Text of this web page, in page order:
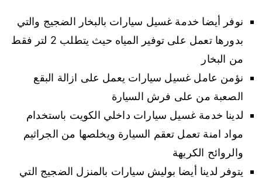
نوفر أيضا خدمة غسيل سيارات بالبخار الضجيج والتي
بدورها تعمل على توفير المياه حيث يتطلب 2 لتر فقط
من البخار
نؤمن عامل غسيل سيارات يعمل على ازالة البقع
الصعبة من على فرش السيارة
لدينا خدمة غسيل سيارات داخلي الكويت باستخدام
مواد امنة تعمل تعقم السيارة ويخلصها من الجراثيم
والروائح الكريهة
يتوفر لدينا أيضا بوليش سيارات بالمنزل الضجيج التي